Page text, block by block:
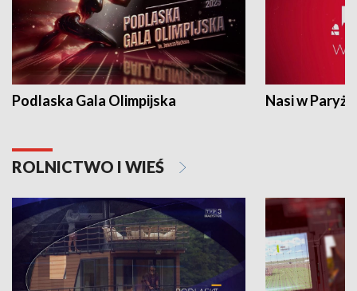
Podlaska Gala Olimpijska Nasi w Paryżu
ROLNICTWO I WIEŚ